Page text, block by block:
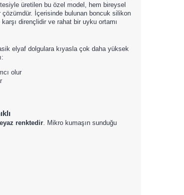
üretilen bu özel model, hem bireysel
İçerisinde bulunan boncuk silikon
dirençlidir ve rahat bir uyku ortamı
elyaf dolgulara kıyasla çok daha yüksek
olur
renktedir. Mikro kumaşın sunduğu